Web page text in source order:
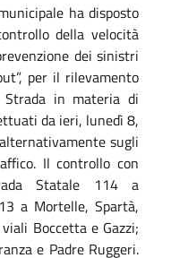
ha disposto
della velocità
dei sinistri
per il rilevamento
in materia di
da ieri, lunedì 8,
sugli
Il controllo con
Statale 114 a
a Mortelle, Spartà,
Boccetta e Gazzi;
e Padre Ruggeri.